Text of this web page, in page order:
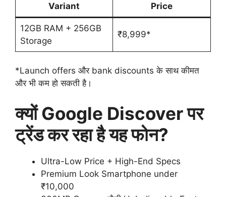
Variant Price
12GB RAM + 256GB
Storage
₹8,999*
*Launch offers और bank discounts के साथ कीमत
और भी कम हो सकती है।
क्यों Google Discover पर
ट्रेंड कर रहा है यह फोन?
Ultra-Low Price + High-End Specs
Premium Look Smartphone under
₹10,000